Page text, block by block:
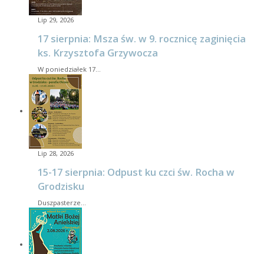
Lip 29, 2026
17 sierpnia: Msza św. w 9. rocznicę zaginięcia
ks. Krzysztofa Grzywocza
W poniedziałek 17…
Lip 28, 2026
15-17 sierpnia: Odpust ku czci św. Rocha w
Grodzisku
Duszpasterze…